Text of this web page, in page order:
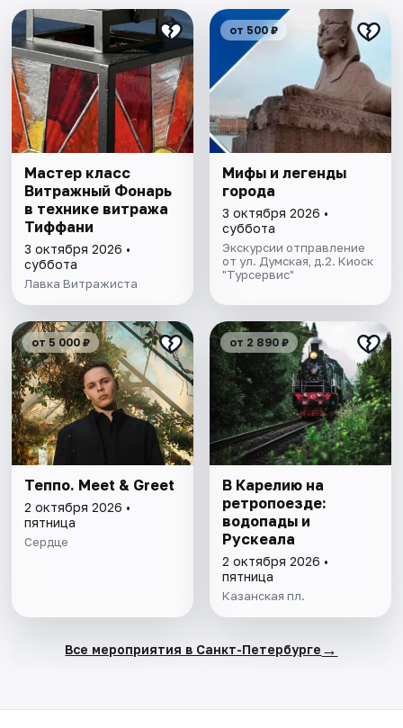
Мастер класс
Витражный Фонарь
в технике витража
Тиффани
3 октября 2026 •
суббота
Лавка Витражиста
от 500 ₽
Мифы и легенды
города
3 октября 2026 •
суббота
Экскурсии отправление
от ул. Думская, д.2. Киоск
"Турсервис"
от 5 000 ₽
Теппо. Meet & Greet
2 октября 2026 •
пятница
Сердце
от 2 890 ₽
В Карелию на
ретропоезде:
водопады и
Рускеала
2 октября 2026 •
пятница
Казанская пл.
Все мероприятия в Санкт-Петербурге →